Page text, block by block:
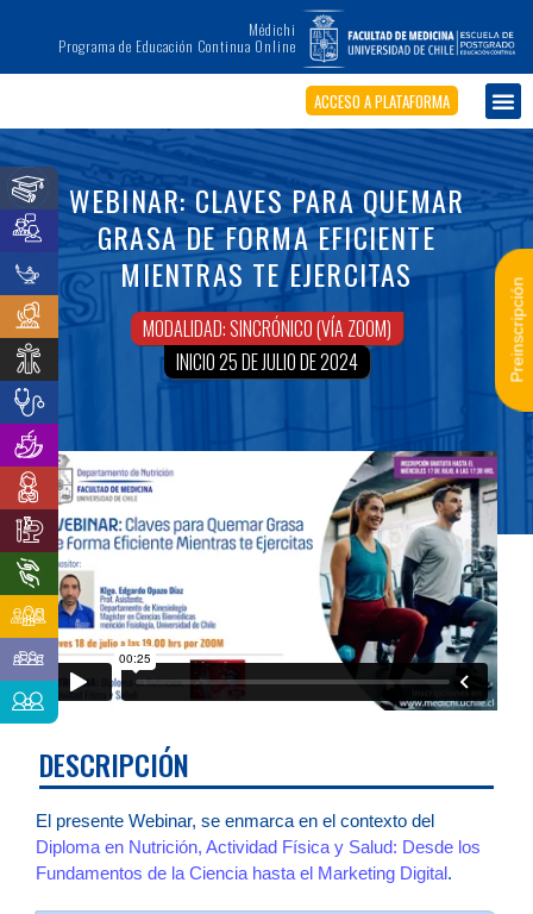
Médichi
Programa de Educación Continua Online
ACCESO A PLATAFORMA
WEBINAR: CLAVES PARA QUEMAR
GRASA DE FORMA EFICIENTE
MIENTRAS TE EJERCITAS
MODALIDAD: SINCRÓNICO (VÍA ZOOM)
INICIO 25 DE JULIO DE 2024
DESCRIPCIÓN
El presente Webinar, se enmarca en el contexto del
Diploma en Nutrición, Actividad Física y Salud: Desde los
Fundamentos de la Ciencia hasta el Marketing Digital.
Preinscripción